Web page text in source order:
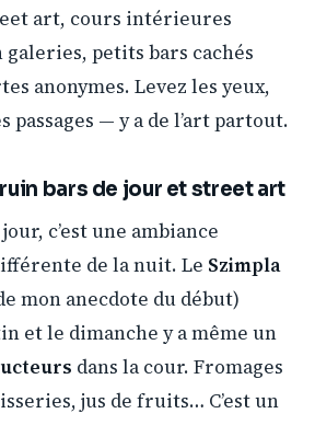
art, cours intérieures
petits bars cachés
anonymes. Levez les yeux,
passages — y a de l’art partout.
bars de jour et street art
c’est une ambiance
de la nuit. Le Szimpla
mon anecdote du début)
et le dimanche y a même un
dans la cour. Fromages
jus de fruits… C’est un